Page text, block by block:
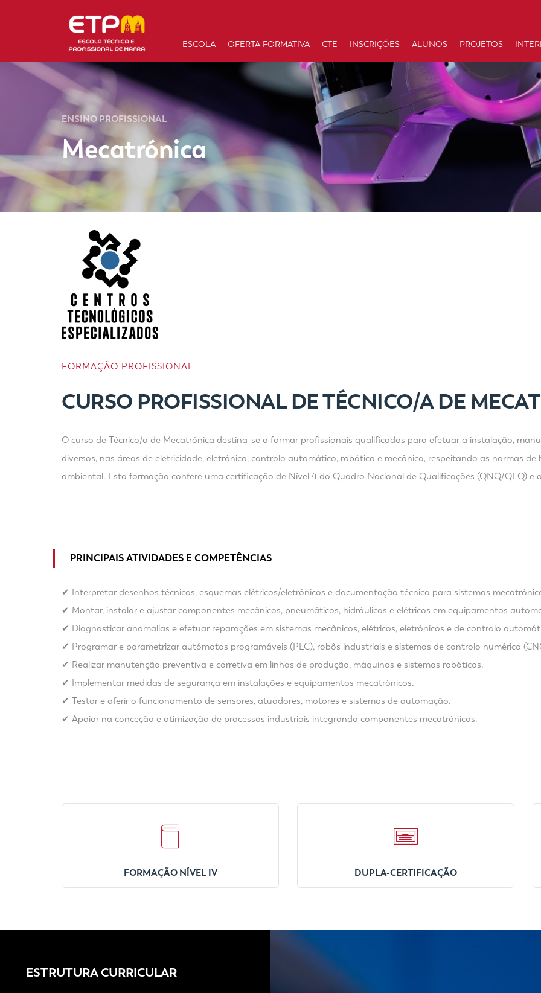
ESCOLA OFERTA FORMATIVA CTE INSCRIÇÕES ALUNOS PROJETOS
ENSINO PROFISSIONAL
Mecatrónica
FORMAÇÃO PROFISSIONAL
CURSO PROFISSIONAL DE TÉCNICO/A DE
O curso de Técnico/a de Mecatrónica destina-se a formar profissionais qualificados para efetuar a instalação,
diversos, nas áreas de eletricidade, eletrónica, controlo automático, robótica e mecânica, respeitando as normas
ambiental. Esta formação confere uma certificação de Nível 4 do Quadro Nacional de Qualificações (QNQ/QEQ) e
PRINCIPAIS ATIVIDADES E COMPETÊNCIAS
✔ Interpretar desenhos técnicos, esquemas elétricos/eletrónicos e documentação técnica para sistemas
✔ Montar, instalar e ajustar componentes mecânicos, pneumáticos, hidráulicos e elétricos em equipamentos
✔ Diagnosticar anomalias e efetuar reparações em sistemas mecânicos, elétricos, eletrónicos e de controlo
✔ Programar e parametrizar autómatos programáveis (PLC), robôs industriais e sistemas de controlo numérico
✔ Realizar manutenção preventiva e corretiva em linhas de produção, máquinas e sistemas robóticos.
✔ Implementar medidas de segurança em instalações e equipamentos mecatrónicos.
✔ Testar e aferir o funcionamento de sensores, atuadores, motores e sistemas de automação.
✔ Apoiar na conceção e otimização de processos industriais integrando componentes mecatrónicos.
FORMAÇÃO NÍVEL IV DUPLA-CERTIFICAÇÃO
ESTRUTURA CURRICULAR